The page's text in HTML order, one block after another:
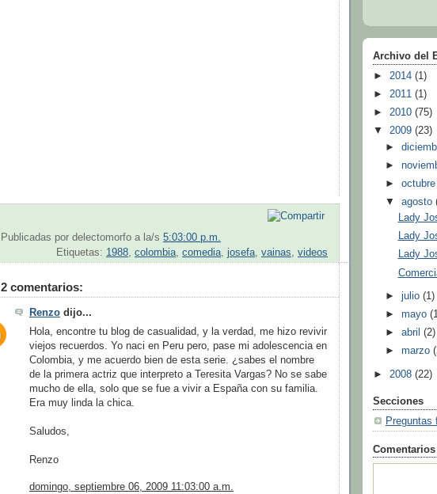
Publicadas por delectomorfo a la/s 5:03:00 p.m.
Etiquetas: 1988, colombia, comedia, josefa, vainas, videos
2 comentarios:
Renzo dijo...
Hola, encontre tu blog de casualidad, y la verdad, me hizo revivir
viejos recuerdos. Yo naci en Peru pero, pase mi adolescencia en
Colombia, y me acuerdo bien de esta serie. ¿sabes el nombre
de la primera actriz que interpreto a Teresita Vargas? No se sabe
mucho de ella, solo que se fue a vivir a España con su familia.
Era muy linda la chica.
Saludos,
Renzo
domingo, septiembre 06, 2009 11:03:00 a.m.
Archivo del
► 2014 (1)
► 2011 (1)
► 2010 (75)
▼ 2009 (23)
►
►
►
▼agosto
Lady
Lady
Lady
►julio(1)
►mayo
►abril(2)
►marzo
► 2008 (22)
Secciones
Preguntas
Comentarios